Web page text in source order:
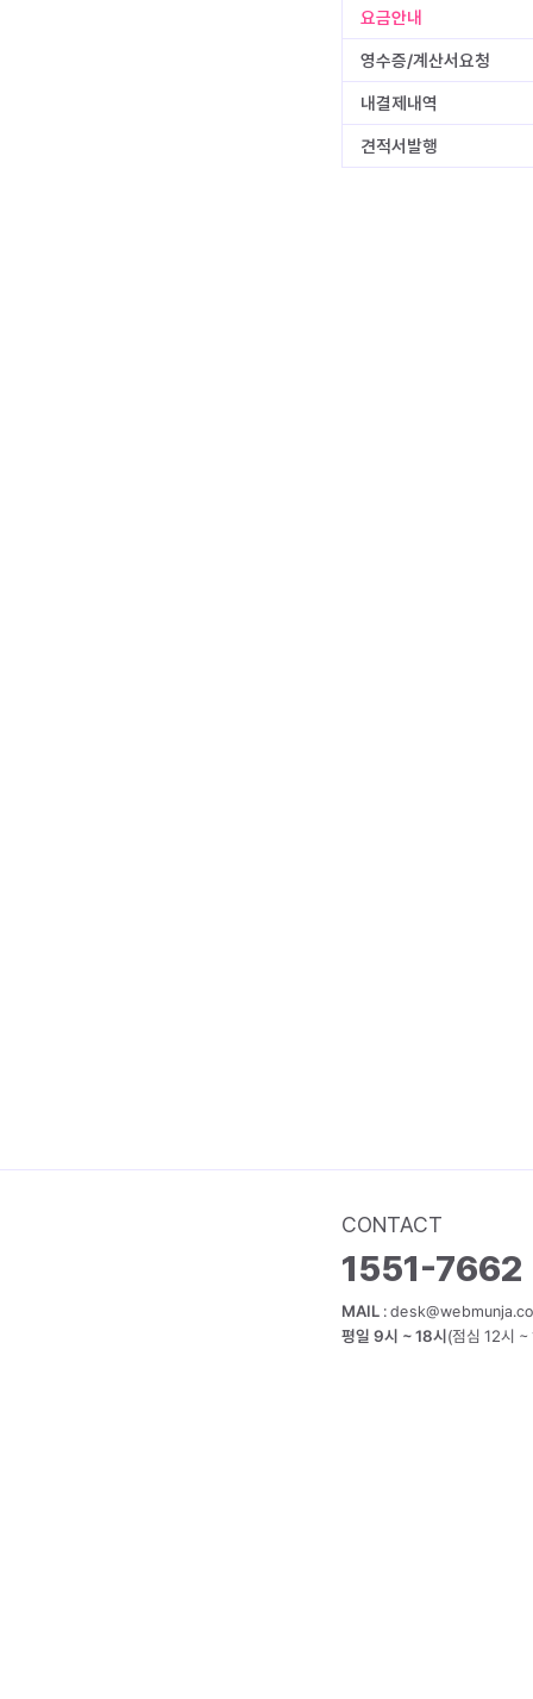
요금안내
영수증/계산서요청
내결제내역
견적서발행
CONTACT
1551-7662
MAIL :
평일 9시 ~ 18시(점심 12시